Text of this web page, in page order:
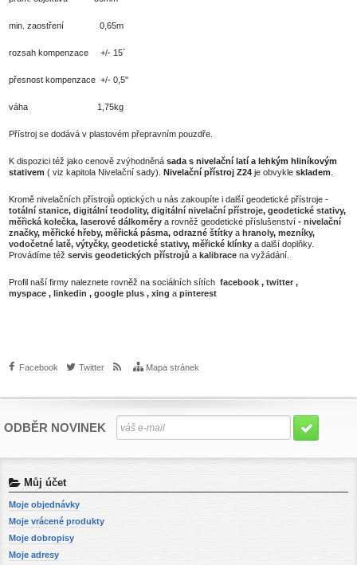
min. zaostření 0,65m
rozsah kompenzace +/- 15´
přesnost kompenzace +/- 0,5"
váha 1,75kg
Přístroj se dodává v plastovém přepravním pouzdře.
K dispozici též jako cenově zvýhodněnásada s nivelační latí a lehkým hliníkovým
stativem ( viz kapitola Nivelační sady). Nivelační přístroj Z24 je obvykle skladem
Kromě nivelačních přístrojů optických u nás zakoupíte i další geodetické přístroje -
totální stanice, digitální teodolity, digitální nivelační přístroje, geodetické stativy,
měřická kolečka, laserové dálkoměry a rovněž geodetické příslušenství- nivelační
značky, měřické hřeby, měřická pásma, odrazné štítky a hranoly, mezníky,
vodočetné latě, výtyčky, geodetické stativy, měřické klínky a další doplňky.
Provádíme též servis geodetických přístrojů a kalibrace na vyžádání.
Profil naší firmy naleznete rovněž na sociálních sítích facebook, twitter,
myspace, linkedin , google plus , xing a pinterest
Facebook Twitter Mapa stránek
ODBĚR NOVINEK
Můj účet
Moje objednávky
Moje vrácené produkty
Moje dobropisy
Moje adresy